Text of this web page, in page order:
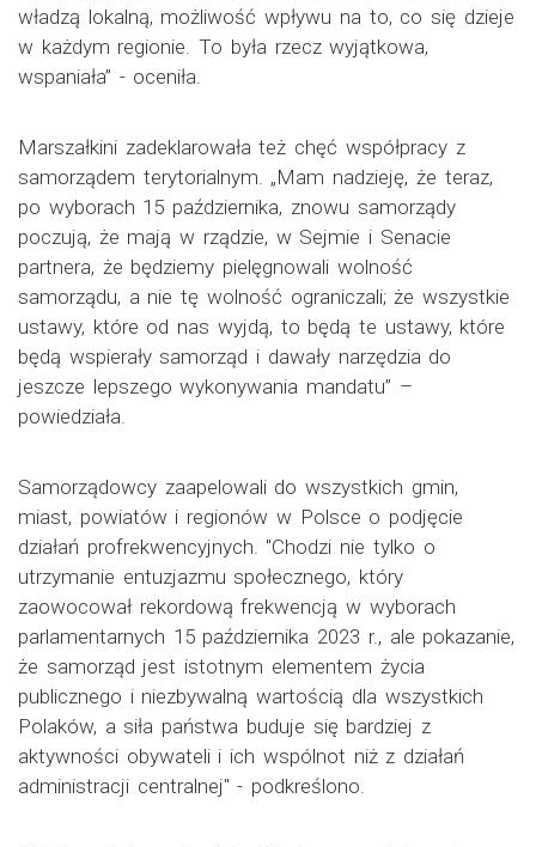
władzą lokalną, możliwość wpływu na to, co się dzieje
w każdym regionie. To była rzecz wyjątkowa,
wspaniała” - oceniła.
Marszałkini zadeklarowała też chęć współpracy z
samorządem terytorialnym. „Mam nadzieję, że teraz,
po wyborach 15 października, znowu samorządy
poczują, że mają w rządzie, w Sejmie i Senacie
partnera, że będziemy pielęgnowali wolność
samorządu, a nie tę wolność ograniczali; że wszystkie
ustawy, które od nas wyjdą, to będą te ustawy, które
będą wspierały samorząd i dawały narzędzia do
jeszcze lepszego wykonywania mandatu” –
powiedziała.
Samorządowcy zaapelowali do wszystkich gmin,
miast, powiatów i regionów w Polsce o podjęcie
działań profrekwencyjnych. "Chodzi nie tylko o
utrzymanie entuzjazmu społecznego, który
zaowocował rekordową frekwencją w wyborach
parlamentarnych 15 października 2023 r., ale pokazanie,
że samorząd jest istotnym elementem życia
publicznego i niezbywalną wartością dla wszystkich
Polaków, a siła państwa buduje się bardziej z
aktywności obywateli i ich wspólnot niż z działań
administracji centralnej" - podkreślono.